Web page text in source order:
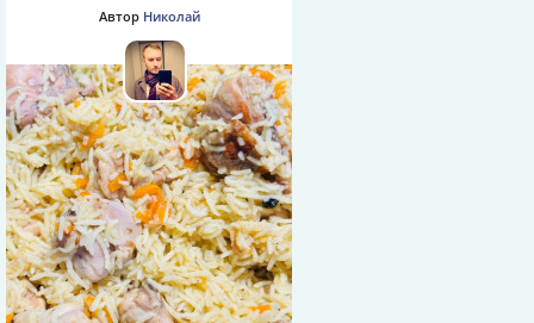
Автор Николай